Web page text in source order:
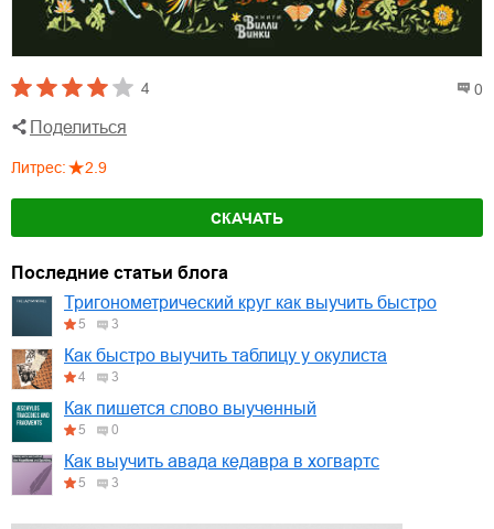
4 0
Поделиться
Литрес: 2.9
СКАЧАТЬ
Последние статьи блога
Тригонометрический круг как выучить быстро
5 3
Как быстро выучить таблицу у окулиста
4 3
Как пишется слово выученный
5 0
Как выучить авада кедавра в хогвартс
5 3